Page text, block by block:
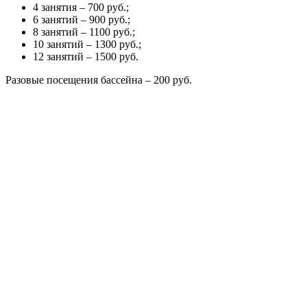
4 занятия – 700 руб.;
6 занятий – 900 руб.;
8 занятий – 1100 руб.;
10 занятий – 1300 руб.;
12 занятий – 1500 руб.
Разовые посещения бассейна – 200 руб.